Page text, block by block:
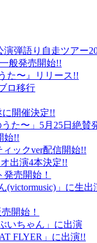
演弾語り自走ツアー
般発売開始!!
た〜』リリース!!
ロ移行
に開催決定!!
た〜」5月25日絶賛
始!!
ックver配信開始!!
出演4本決定!!
売開始！
(victormusic)」に生出
開始！
いちゃん」に出演
FLYER」に出演!!